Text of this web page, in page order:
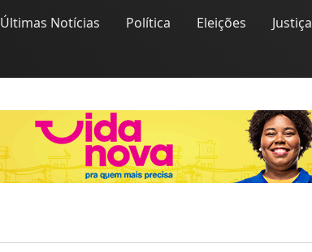
Últimas Notícias Política Eleições Justiça